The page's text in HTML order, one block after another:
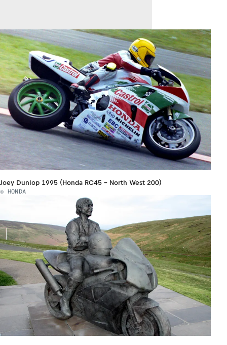
Joey Dunlop 1995 (Honda RC45 - North West 200)
© HONDA